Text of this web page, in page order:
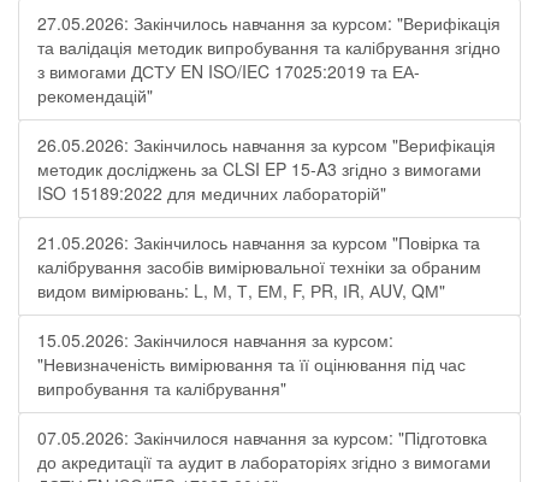
27.05.2026: Закінчилось навчання за курсом: "Верифікація
та валідація методик випробування та калібрування згідно
з вимогами ДСТУ EN ISO/IEC 17025:2019 та ЕА-
рекомендацій"
26.05.2026: Закінчилось навчання за курсом "Верифікація
методик досліджень за CLSI EP 15-A3 згідно з вимогами
ISO 15189:2022 для медичних лабораторій"
21.05.2026: Закінчилось навчання за курсом "Повірка та
калібрування засобів вимірювальної техніки за обраним
видом вимірювань: L, М, Т, ЕМ, F, РR, ІR, АUV, QМ"
15.05.2026: Закінчилося навчання за курсом:
"Невизначеність вимірювання та її оцінювання під час
випробування та калібрування"
07.05.2026: Закінчилося навчання за курсом: "Підготовка
до акредитації та аудит в лабораторіях згідно з вимогами